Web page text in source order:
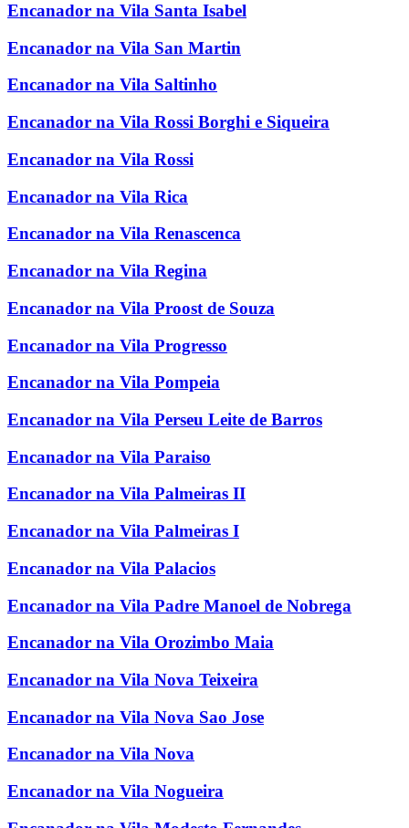
Encanador na Vila Santa Isabel
Encanador na Vila San Martin
Encanador na Vila Saltinho
Encanador na Vila Rossi Borghi e Siqueira
Encanador na Vila Rossi
Encanador na Vila Rica
Encanador na Vila Renascenca
Encanador na Vila Regina
Encanador na Vila Proost de Souza
Encanador na Vila Progresso
Encanador na Vila Pompeia
Encanador na Vila Perseu Leite de Barros
Encanador na Vila Paraiso
Encanador na Vila Palmeiras II
Encanador na Vila Palmeiras I
Encanador na Vila Palacios
Encanador na Vila Padre Manoel de Nobrega
Encanador na Vila Orozimbo Maia
Encanador na Vila Nova Teixeira
Encanador na Vila Nova Sao Jose
Encanador na Vila Nova
Encanador na Vila Nogueira